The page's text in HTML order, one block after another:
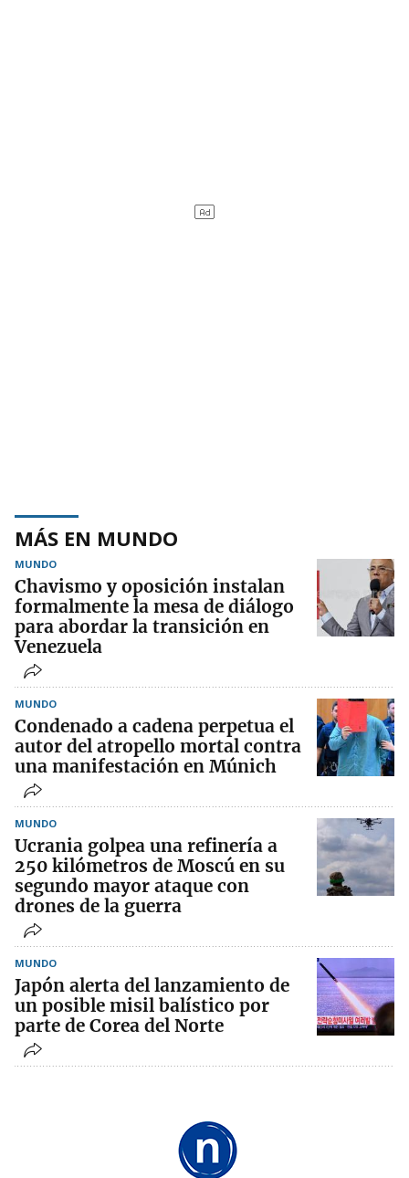
MÁS EN MUNDO
MUNDO
Chavismo y oposición instalan
formalmente la mesa de diálogo
para abordar la transición en
Venezuela
MUNDO
Condenado a cadena perpetua el
autor del atropello mortal contra
una manifestación en Múnich
MUNDO
Ucrania golpea una refinería a
250 kilómetros de Moscú en su
segundo mayor ataque con
drones de la guerra
MUNDO
Japón alerta del lanzamiento de
un posible misil balístico por
parte de Corea del Norte